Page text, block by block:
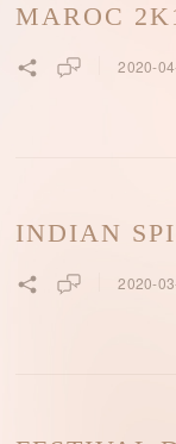
MAROC
2020-
INDIAN
2020-